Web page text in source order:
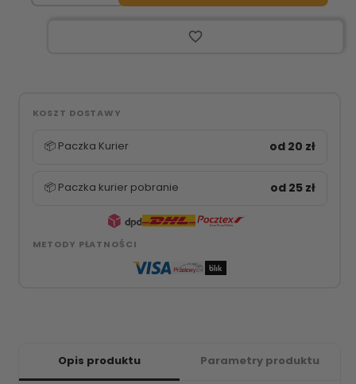
favorite_border
KOSZT DOSTAWY
📦 Paczka Kurier od 20 zł
📦 Paczka kurier pobranie od 25 zł
METODY PŁATNOŚCI
Opis produktu Parametry produktu